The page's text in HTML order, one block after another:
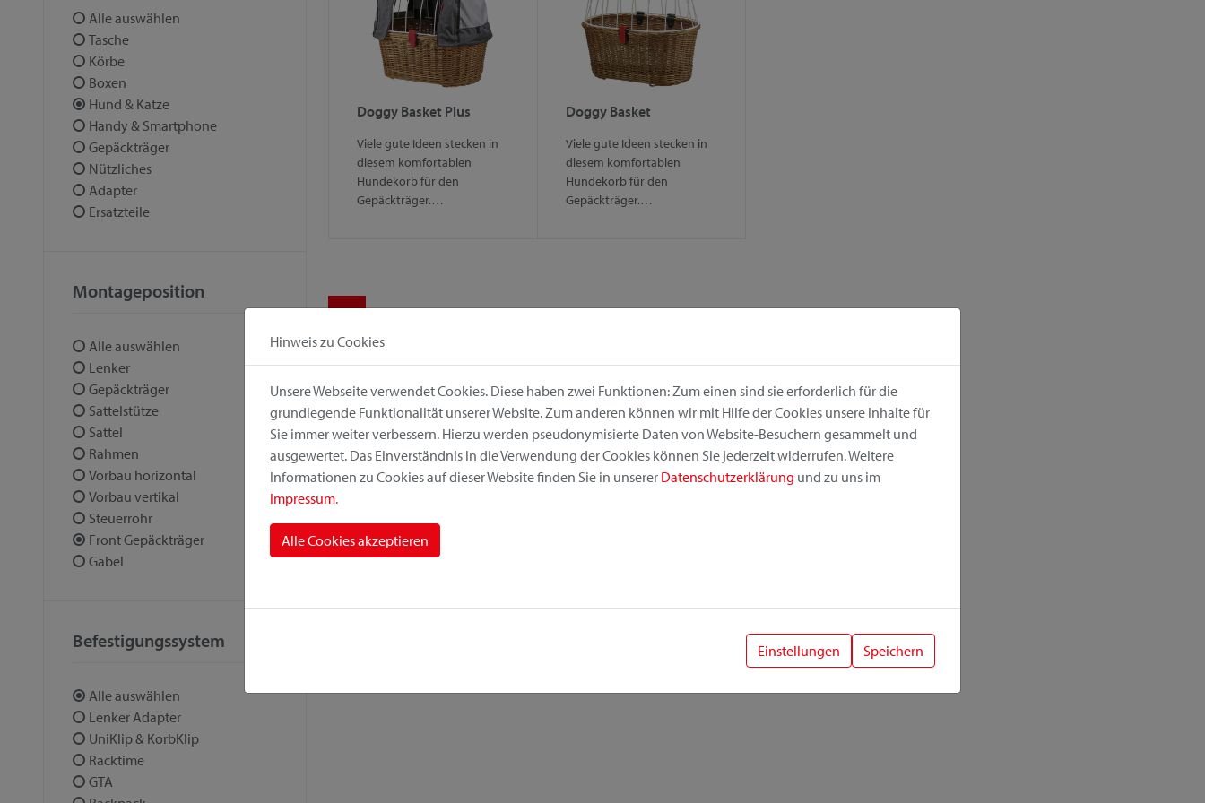
Alle auswählen
Tasche
Körbe
Boxen
Hund & Katze
Handy & Smartphone
Gepäckträger
Nützliches
Adapter
Ersatzteile
Montageposition
Alle auswählen
Lenker
Gepäckträger
Sattelstütze
Sattel
Rahmen
Vorbau horizontal
Vorbau vertikal
Steuerrohr
Front Gepäckträger
Gabel
Befestigungssystem
Alle auswählen
Lenker Adapter
UniKlip & KorbKlip
Racktime
GTA
Doggy Basket Plus
Viele gute Ideen stecken in
diesem komfortablen
Hundekorb für den
Gepäckträger.…
Doggy Basket
Viele gute Ideen stecken in
diesem komfortablen
Hundekorb für den
Gepäckträger.…
1
Hinweis zu Cookies
Unsere Webseite verwendet Cookies. Diese haben zwei Funktionen: Zum einen sind sie erforderlich für die
grundlegende Funktionalität unserer Website. Zum anderen können wir mit Hilfe der Cookies unsere Inhalte für
Sie immer weiter verbessern. Hierzu werden pseudonymisierte Daten von Website-Besuchern gesammelt und
ausgewertet. Das Einverständnis in die Verwendung der Cookies können Sie jederzeit widerrufen. Weitere
Informationen zu Cookies auf dieser Website finden Sie in unserer Datenschutzerklärung und zu uns im
Impressum.
Alle Cookies akzeptieren
Einstellungen Speichern